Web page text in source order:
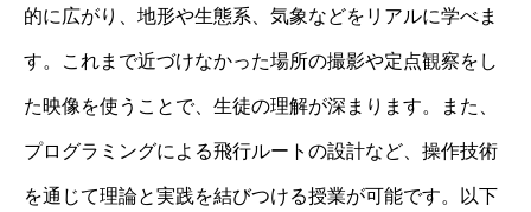
的に広がり、地形や生態系、気象などをリアルに学べま
す。これまで近づけなかった場所の撮影や定点観察をし
た映像を使うことで、生徒の理解が深まります。また、
プログラミングによる飛行ルートの設計など、操作技術
を通じて理論と実践を結びつける授業が可能です。以下